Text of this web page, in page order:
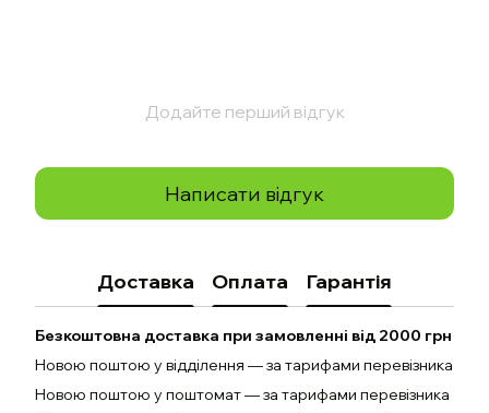
Додайте перший відгук
Написати відгук
Доставка Оплата Гарантія
Безкоштовна доставка при замовленні від 2000 грн
Новою поштою у відділення — за тарифами перевізника
Новою поштою у поштомат — за тарифами перевізника